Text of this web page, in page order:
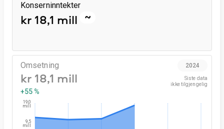
Konserninntekter
kr 18,1 mill ~
Omsetning
kr 18,1 mill
+55 %
2024
Siste data
ikke tilgjengelig
9,5
mill
19,0
mill